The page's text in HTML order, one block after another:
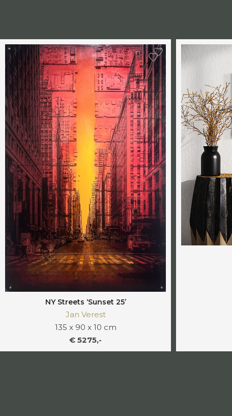
NY Streets ‘Sunset 25’
Jan Verest
135 x 90 x 10 cm
€ 5275,-